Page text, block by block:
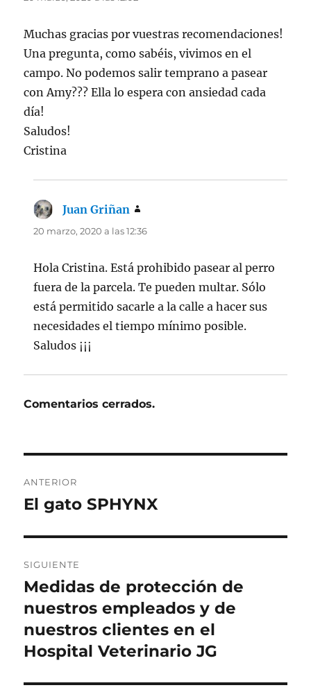
Muchas gracias por vuestras recomendaciones!
Una pregunta, como sabéis, vivimos en el
campo. No podemos salir temprano a pasear
con Amy??? Ella lo espera con ansiedad cada
día!
Saludos!
Cristina
Juan Griñan
20 marzo, 2020 a las 12:36
Hola Cristina. Está prohibido pasear al perro
fuera de la parcela. Te pueden multar. Sólo
está permitido sacarle a la calle a hacer sus
necesidades el tiempo mínimo posible.
Saludos ¡¡¡
Comentarios cerrados.
de
ANTERIOR
Entrada
El gato SPHYNX
SIGUIENTE
Entrada
siguiente:
Medidas de protección de
nuestros empleados y de
nuestros clientes en el
Hospital Veterinario JG